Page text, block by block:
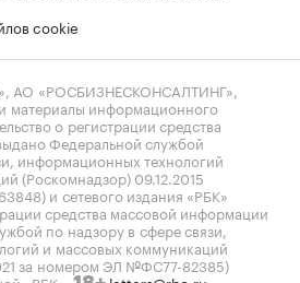
cookie
АО «РОСБИЗНЕСКОНСАЛТИНГ»,
материалы информационного
о регистрации средства
Федеральной службой
информационных технологий
(Роскомнадзор) 09.12.2015
и сетевого издания «РБК»
средства массовой информации
по надзору в сфере связи,
и массовых коммуникаций
за номером ЭЛ №ФС77-82385)